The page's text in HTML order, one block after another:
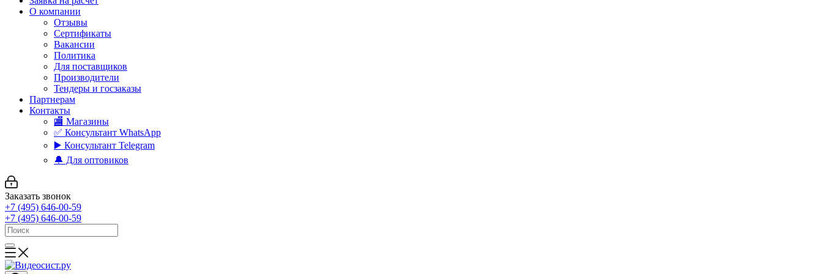
О компании
Отзывы
Сертификаты
Вакансии
Политика
Для поставщиков
Производители
Тендеры и госзаказы
Партнерам
Контакты
🏬 Магазины
✅️ Консультант WhatsApp
▶️ Консультант Telegram
🔔 Для оптовиков
Заказать звонок
+7 (495) 646-00-59
+7 (495) 646-00-59